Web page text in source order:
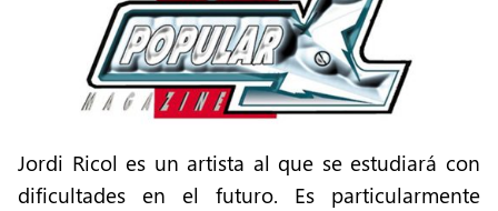
Jordi Ricol es un artista al que se estudiará con
dificultades en el futuro. Es particularmente